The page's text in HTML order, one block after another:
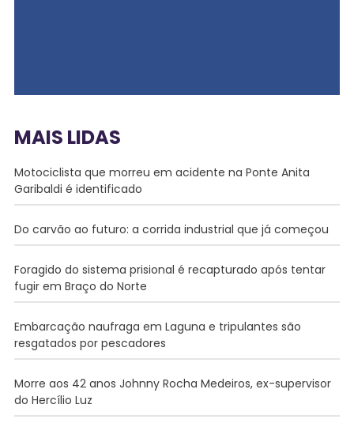
MAIS LIDAS
Motociclista que morreu em acidente na Ponte Anita
Garibaldi é identificado
Do carvão ao futuro: a corrida industrial que já começou
Foragido do sistema prisional é recapturado após tentar
fugir em Braço do Norte
Embarcação naufraga em Laguna e tripulantes são
resgatados por pescadores
Morre aos 42 anos Johnny Rocha Medeiros, ex-supervisor
do Hercílio Luz